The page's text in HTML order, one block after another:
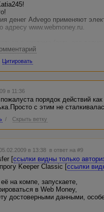
денег Advego применяют
адресу www.webmoney.ru.
Lite;
регистрации Вам надо создать
из 12 цифр и перед ним стоит
www.advego.ru войдём свой
пользователям] и впишем
поле!
по своей партнёрской
пишите, постараюсь
Цитировать
в 11:36
порядок действий
с этим не
/ Скрыть ветку
в 13:38 в ответ на #9
[ссылки видны только
Keeper Classic [ссылки
на компе, запускаете,
в Web Money,
достоверными данными,